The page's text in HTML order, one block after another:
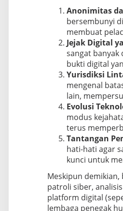
Anonimitas
bersembunyi
membuat
Jejak Digital
sangat banyak
bukti digital
Yurisdiksi
mengenal
lain,
Evolusi
modus
terus
Tantangan
hati-hati agar
kunci untuk
Meskipun
patroli siber,
platform digital
lembaga penegak